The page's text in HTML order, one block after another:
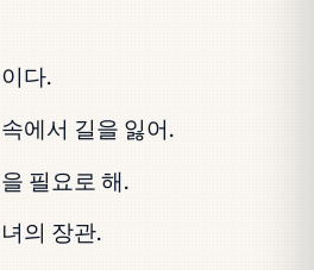
다.
에서 길을 잃어.
필요로 해.
의 장관.